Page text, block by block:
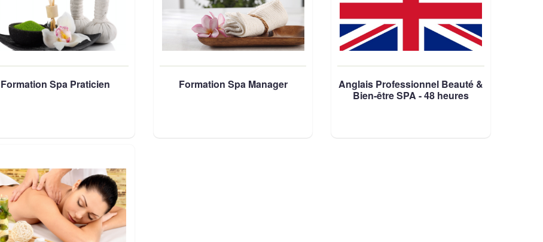
Formation Spa Praticien Formation Spa Manager
Anglais Professionnel Beauté &
Bien-être SPA - 48 heures